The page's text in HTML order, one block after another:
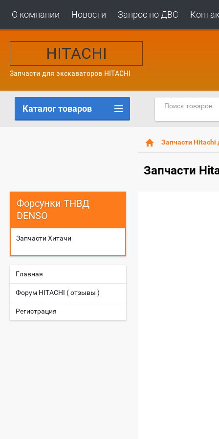
О компании Новости Запрос по ДВС
HITACHI
Запчасти для экскаваторов HITACHI
Запчасти Hitachi
Запчасти
Каталог товаров
Форсунки ТНВД
DENSO
Запчасти Хитачи
Главная
Форум HITACHI ( отзывы )
Регистрация